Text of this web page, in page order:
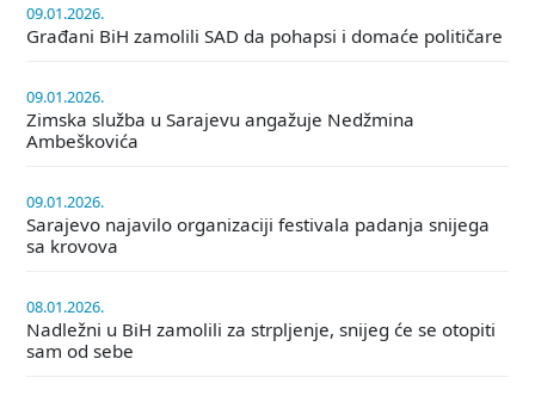
09.01.2026.
Građani BiH zamolili SAD da pohapsi i domaće političare
09.01.2026.
Zimska služba u Sarajevu angažuje Nedžmina
Ambeškovića
09.01.2026.
Sarajevo najavilo organizaciji festivala padanja snijega
sa krovova
08.01.2026.
Nadležni u BiH zamolili za strpljenje, snijeg će se otopiti
sam od sebe